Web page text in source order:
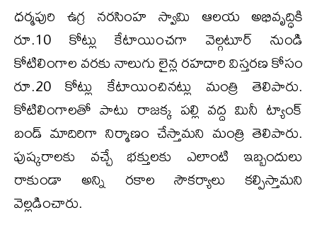
ధర్మపురి ఉగ్ర నరసింహ స్వామి ఆలయ అభివృద్ధికి
రూ.10 కోట్లు కేటాయించగా వెల్గటూర్ నుండి
కోటిలింగాల వరకు నాలుగు లైన్ల రహదారి విస్తరణ కోసం
రూ.20 కోట్లు కేటాయించినట్లు మంత్రి తెలిపారు.
కోటిలింగాలతో పాటు రాజక్క పల్లి వద్ద మినీ ట్యాంక్
బండ్ మాదిరిగా నిర్మాణం చేస్తామని మంత్రి తెలిపారు.
పుష్కరాలకు వచ్చే భక్తులకు ఎలాంటి ఇబ్బందులు
రాకుండా అన్ని రకాల సౌకర్యాలు కల్పిస్తామని
వెల్ల‌డించారు.